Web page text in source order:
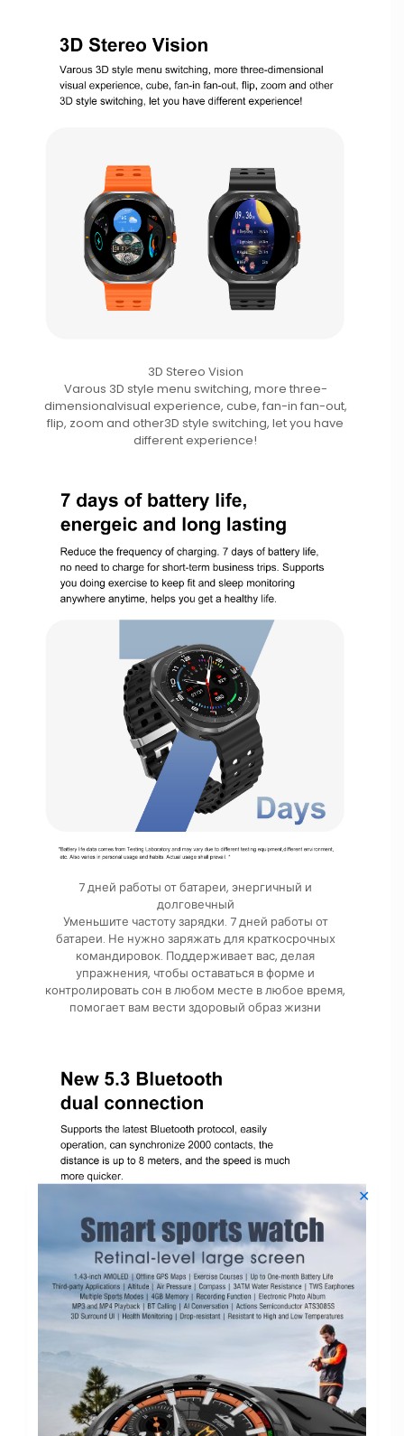
3D Stereo Vision
Varous 3D style menu switching, more three-
dimensionalvisual experience, cube, fan-in fan-out,
flip, zoom and other3D style switching, let you have
different experience!
7 дней работы от батареи, энергичный и
долговечный
Уменьшите частоту зарядки. 7 дней работы от
батареи. Не нужно заряжать для краткосрочных
командировок. Поддерживает вас, делая
упражнения, чтобы оставаться в форме и
контролировать сон в любом месте в любое время,
помогает вам вести здоровый образ жизни
✕